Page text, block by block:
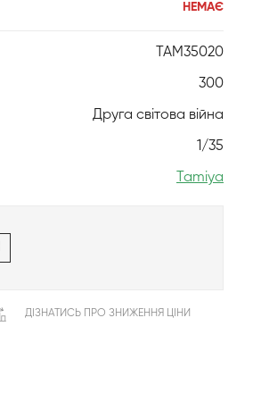
НЕМАЄ
TAM35020
300
Друга світова війна
1/35
Tamiya
ДІЗНАТИСЬ ПРО ЗНИЖЕННЯ ЦІНИ